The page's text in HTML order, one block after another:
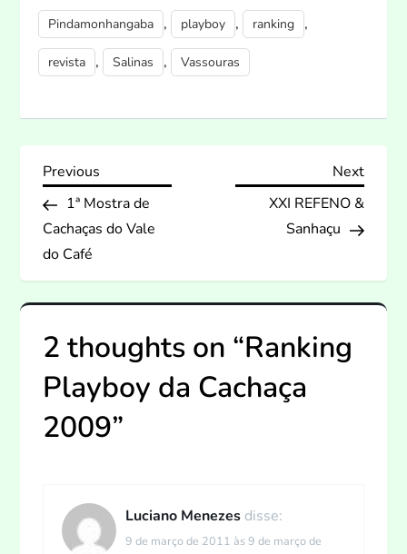
Pindamonhangaba , playboy , ranking ,
revista , Salinas , Vassouras
N
a
v
e
g
a
ç
Previous
Post
Previous
1ª Mostra de
Cachaças do Vale
do Café
Next
Next
XXI REFENO &
Sanhaçu
2 thoughts on “Ranking
Playboy da Cachaça
2009”
Luciano Menezes disse:
9 de março de 2011 às 9 de março de